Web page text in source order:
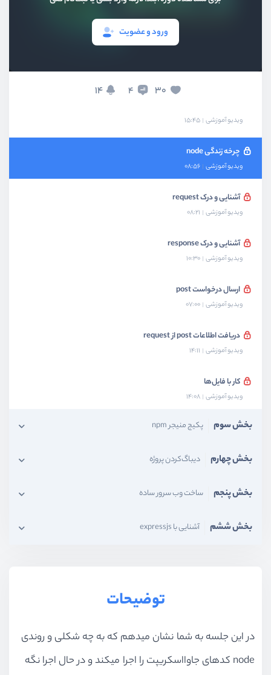
ورود و عضویت
30
4
14
ویدیو آموزشی 13:23
ویدیو آموزشی 15:45
چرخه زندگی node
ویدیو آموزشی 08:56
آشنایی و درک request
ویدیو آموزشی 08:21
آشنایی و درک response
ویدیو آموزشی 10:30
ارسال درخواست post
ویدیو آموزشی 07:00
دریافت اطلاعات post از request
ویدیو آموزشی 14:11
کار با فایل‌ها
ویدیو آموزشی 14:08
بخش سوم پکیج منیجر npm
بخش چهارم دیباگ‌کردن پروژه
بخش پنجم ساخت وب سرور ساده
بخش ششم آشنایی با expressjs
توضیحات
در این جلسه به شما نشان میدهم که به چه شکلی و روندی
node کدهای جاوااسکریپت را اجرا میکند و در حال اجرا نگه